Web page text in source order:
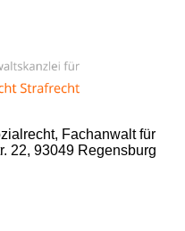
Fachanwalt für
22, 93049 Regensburg